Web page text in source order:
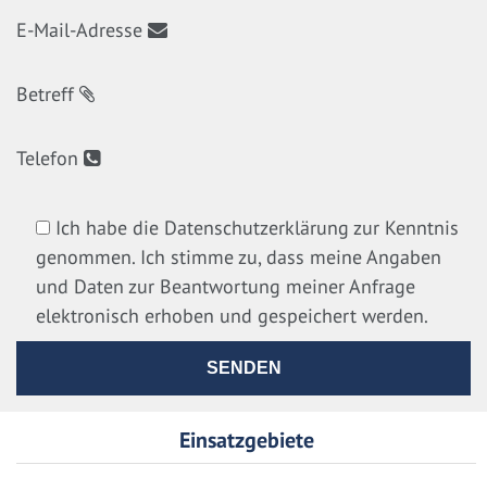
E-Mail-Adresse
Betreff
Telefon
Ich habe die Datenschutzerklärung zur Kenntnis
genommen. Ich stimme zu, dass meine Angaben
und Daten zur Beantwortung meiner Anfrage
elektronisch erhoben und gespeichert werden.
Einsatzgebiete